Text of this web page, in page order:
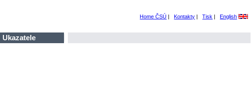
Home ČSÚ | Kontakty | Tisk | English
Ukazatele